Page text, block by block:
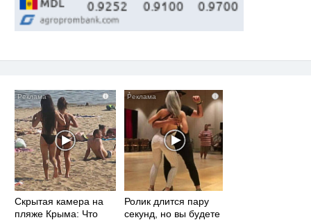
i
Скрытая камера на
пляже Крыма: Что
i
Ролик длится пару
секунд, но вы будете